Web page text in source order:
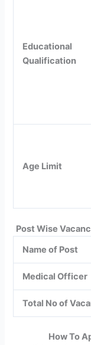
Educational
Qualification
Age Limit
Post Wise
Name of Post
Medical Officer
Total No of
How To